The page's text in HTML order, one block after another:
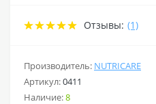
Отзывы: (1)
Производитель: NUTRICARE
Артикул:0411
Наличие:8